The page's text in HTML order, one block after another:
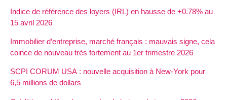
Indice de référence des loyers (IRL) en hausse de +0.78% au
15 avril 2026
Immobilier d’entreprise, marché français : mauvais signe, cela
coince de nouveau très fortement au 1er trimestre 2026
SCPI CORUM USA : nouvelle acquisition à New-York pour
6,5 millions de dollars